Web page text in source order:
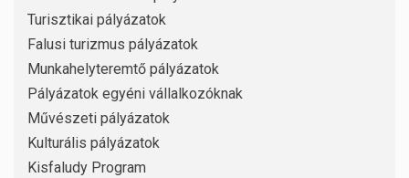
Turisztikai pályázatok
Falusi turizmus pályázatok
Munkahelyteremtő pályázatok
Pályázatok egyéni vállalkozóknak
Művészeti pályázatok
Kulturális pályázatok
Kisfaludy Program